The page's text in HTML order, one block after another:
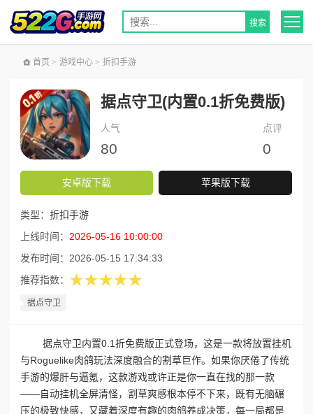
首页 > 游戏中心 > 折扣手游
据点守卫(内置0.1折免费版)
人气
80
点评
0
安卓版下载 苹果版下载
类型： 折扣手游
上线时间： 2026-05-16 10:00:00
发布时间： 2026-05-15 17:34:33
推荐指数： ★★★★★
据点守卫
据点守卫‌内置0.1折免费版正式登场，这是一款将放置挂机
与Roguelike肉鸽玩法深度融合的割草巨作。如果你厌倦了传统
手游的爆肝与逼氪，这款游戏或许正是你一直在找的那一款
——自动挂机全屏清怪，割草爽感根本停不下来，既有无脑碾
压的极致快感，又藏着深度有趣的肉鸽养成决策，每一局都是